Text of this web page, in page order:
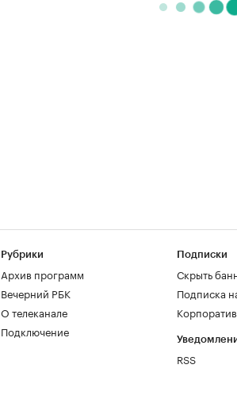
Рубрики
Архив программ
Вечерний РБК
О телеканале
Подключение
Подписки
Скрыть
Подписка
RSS